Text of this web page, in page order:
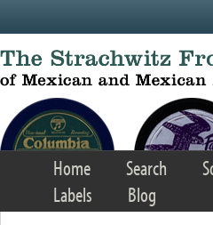
Home Search
Labels
Blog